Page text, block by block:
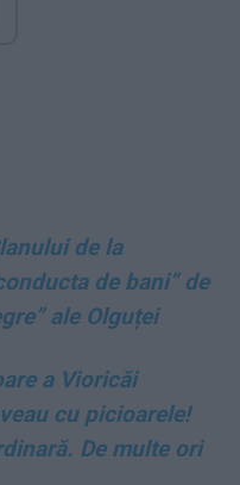
de la
de bani” de
ale Olguței
a Vioricăi
cu picioarele!
De multe ori